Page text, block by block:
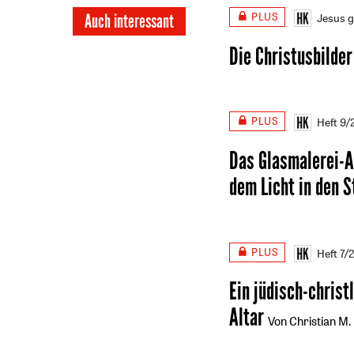
Auch interessant PLUS Jesus
Die
PLUS Heft 9/
Das
dem Licht in den
PLUS Heft 7/
Ein jüdisch-
Altar Von Christian